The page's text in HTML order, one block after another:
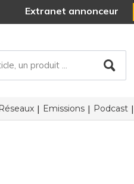
Extranet annonceur
Réseaux Emissions Podcast